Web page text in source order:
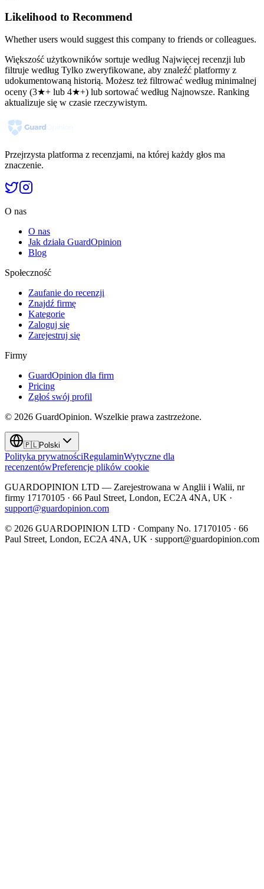
Likelihood to Recommend
Whether users would suggest this company to friends or colleagues.
Większość użytkowników sortuje według Najwięcej recenzji lub
filtruje według Tylko zweryfikowane, aby znaleźć platformy z
udokumentowaną historią. Możesz też filtrować według minimalnej
oceny (3★+ lub 4★+) lub sortować według Najnowsze. Ranking
aktualizuje się w czasie rzeczywistym.
Przejrzysta platforma z recenzjami, na której każdy głos ma
znaczenie.
O nas
O nas
Jak działa GuardOpinion
Blog
Społeczność
Zaufanie do recenzji
Znajdź firmę
Kategorie
Zaloguj się
Zarejestruj się
Firmy
GuardOpinion dla firm
Pricing
Zgłoś swój profil
© 2026 GuardOpinion. Wszelkie prawa zastrzeżone.
🇵🇱Polski
Polityka prywatnościRegulaminWytyczne dla
recenzentówPreferencje plików cookie
GUARDOPINION LTD — Zarejestrowana w Anglii i Walii, nr
firmy 17170105 · 66 Paul Street, London, EC2A 4NA, UK ·
support@guardopinion.com
© 2026 GUARDOPINION LTD · Company No. 17170105 · 66
Paul Street, London, EC2A 4NA, UK · support@guardopinion.com